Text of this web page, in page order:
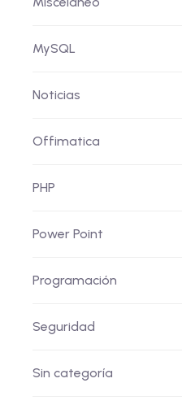
MySQL
Noticias
Offimatica
PHP
Power Point
Programación
Seguridad
Sin categoría